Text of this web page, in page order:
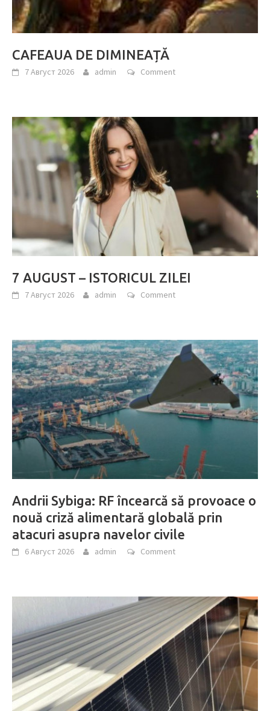
CAFEAUA DE DIMINEAȚĂ
7 Август 2026 admin Comment
7 AUGUST – ISTORICUL ZILEI
7 Август 2026 admin Comment
Andrii Sybiga: RF încearcă să provoace o
nouă criză alimentară globală prin
atacuri asupra navelor civile
6 Август 2026 admin Comment